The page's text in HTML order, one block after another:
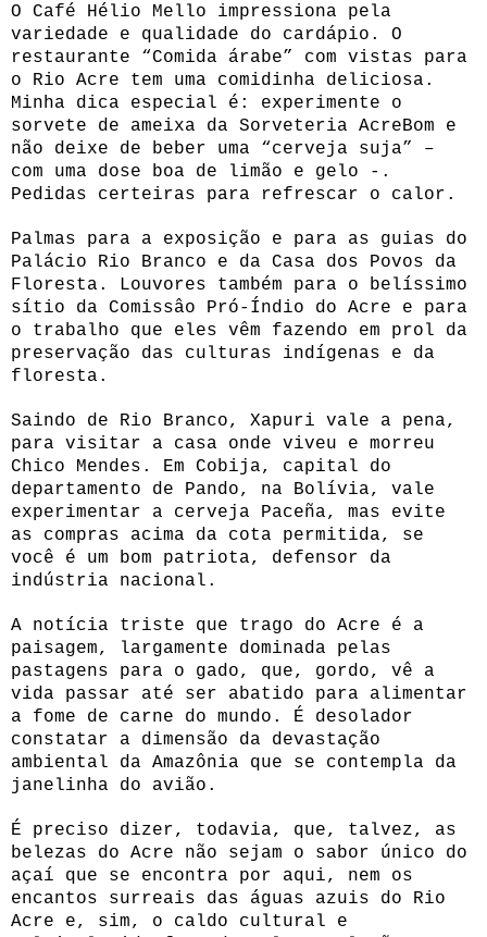
O Café Hélio Mello impressiona pela
variedade e qualidade do cardápio. O
restaurante “Comida árabe” com vistas para
o Rio Acre tem uma comidinha deliciosa.
Minha dica especial é: experimente o
sorvete de ameixa da Sorveteria AcreBom e
não deixe de beber uma “cerveja suja” –
com uma dose boa de limão e gelo -.
Pedidas certeiras para refrescar o calor.
Palmas para a exposição e para as guias do
Palácio Rio Branco e da Casa dos Povos da
Floresta. Louvores também para o belíssimo
sítio da Comissâo Pró-Índio do Acre e para
o trabalho que eles vêm fazendo em prol da
preservação das culturas indígenas e da
floresta.
Saindo de Rio Branco, Xapuri vale a pena,
para visitar a casa onde viveu e morreu
Chico Mendes. Em Cobija, capital do
departamento de Pando, na Bolívia, vale
experimentar a cerveja Paceña, mas evite
as compras acima da cota permitida, se
você é um bom patriota, defensor da
indústria nacional.
A notícia triste que trago do Acre é a
paisagem, largamente dominada pelas
pastagens para o gado, que, gordo, vê a
vida passar até ser abatido para alimentar
a fome de carne do mundo. É desolador
constatar a dimensão da devastação
ambiental da Amazônia que se contempla da
janelinha do avião.
É preciso dizer, todavia, que, talvez, as
belezas do Acre não sejam o sabor único do
açaí que se encontra por aqui, nem os
encantos surreais das águas azuis do Rio
Acre e, sim, o caldo cultural e